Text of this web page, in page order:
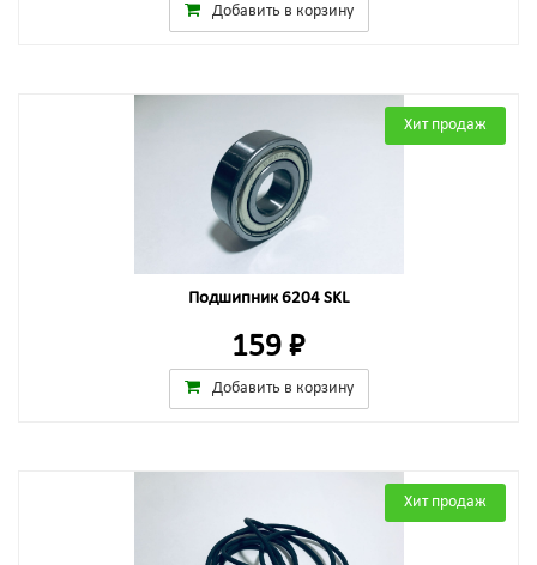
Добавить в корзину
Хит продаж
Подшипник 6204 SKL
159 ₽
Добавить в корзину
Хит продаж